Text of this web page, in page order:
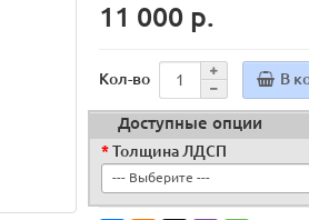
11 000 р.
Кол-во В
Доступные опции
Толщина ЛДСП